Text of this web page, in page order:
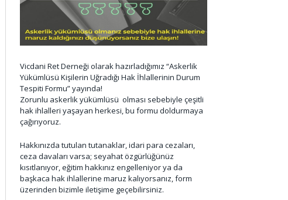
Vicdani Ret Derneği olarak hazırladığımız “Askerlik
Yükümlüsü Kişilerin Uğradığı Hak İhlallerinin Durum
Tespiti Formu” yayında!
Zorunlu askerlik yükümlüsü olması sebebiyle çeşitli
hak ihlalleri yaşayan herkesi, bu formu doldurmaya
çağırıyoruz.
Hakkınızda tutulan tutanaklar, idari para cezaları,
ceza davaları varsa; seyahat özgürlüğünüz
kısıtlanıyor, eğitim hakkınız engelleniyor ya da
başkaca hak ihlallerine maruz kalıyorsanız, form
üzerinden bizimle iletişime geçebilirsiniz.